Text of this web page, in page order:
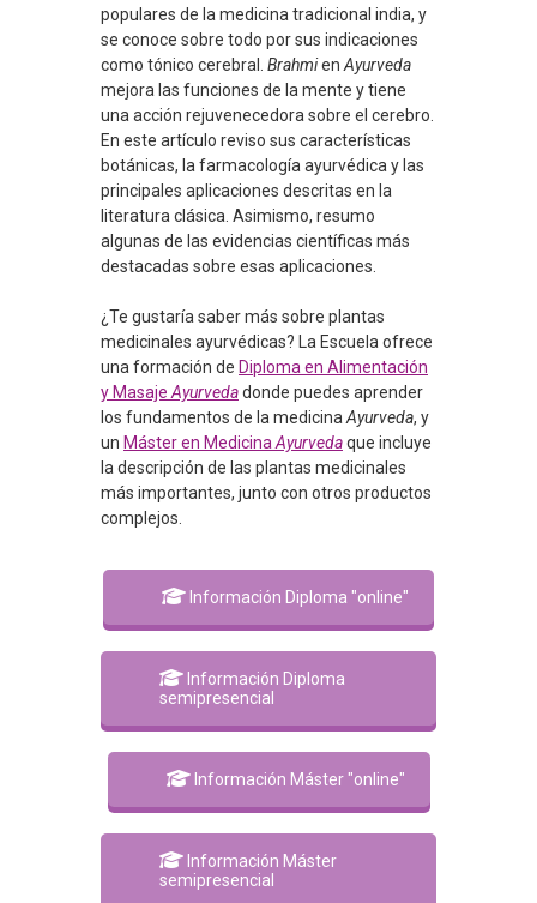
populares de la medicina tradicional india, y
se conoce sobre todo por sus indicaciones
como tónico cerebral. Brahmien Ayurveda
mejora las funciones de la mente y tiene
una acción rejuvenecedora sobre el cerebro.
En este artículo reviso sus características
botánicas, la farmacología ayurvédica y las
principales aplicaciones descritas en la
literatura clásica. Asimismo, resumo
algunas de las evidencias científicas más
destacadas sobre esas aplicaciones.
¿Te gustaría saber más sobre plantas
medicinales ayurvédicas? La Escuela ofrece
una formación de Diploma en Alimentación
y Masaje Ayurvedadonde puedes aprender
los fundamentos de la medicina Ayurveda, y
un Máster en Medicina Ayurvedaque incluye
la descripción de las plantas medicinales
más importantes, junto con otros productos
complejos.
Información Diploma "online"
Información Diploma
semipresencial
Información Máster "online"
Información Máster
semipresencial